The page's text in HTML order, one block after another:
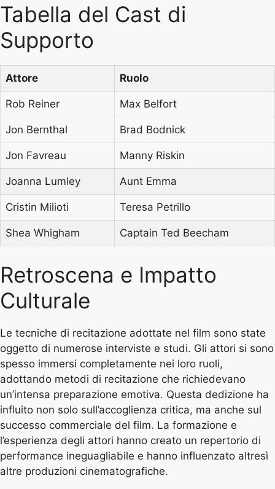
Tabella del Cast di
Supporto
Attore Ruolo
Rob Reiner Max Belfort
Jon Bernthal Brad Bodnick
Jon Favreau Manny Riskin
Joanna Lumley Aunt Emma
Cristin Milioti Teresa Petrillo
Shea Whigham Captain Ted Beecham
Retroscena e Impatto
Culturale
Le tecniche di recitazione adottate nel film sono state
oggetto di numerose interviste e studi. Gli attori si sono
spesso immersi completamente nei loro ruoli,
adottando metodi di recitazione che richiedevano
un’intensa preparazione emotiva. Questa dedizione ha
influito non solo sull’accoglienza critica, ma anche sul
successo commerciale del film. La formazione e
l’esperienza degli attori hanno creato un repertorio di
performance ineguagliabile e hanno influenzato altresì
altre produzioni cinematografiche.